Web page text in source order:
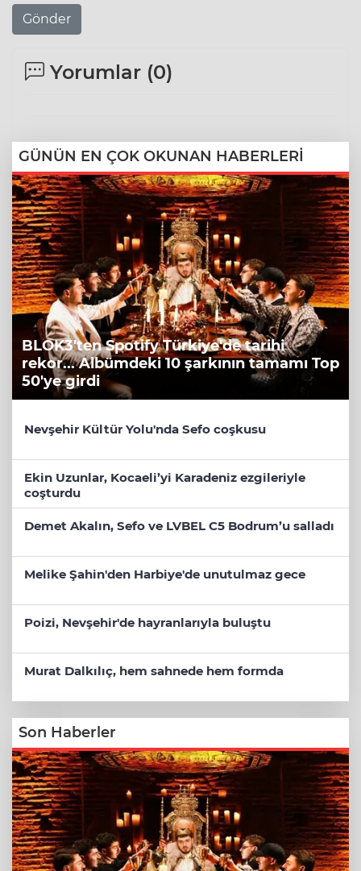
Gönder
Yorumlar (0)
GÜNÜN EN ÇOK OKUNAN HABERLERİ
BLOK3'ten Spotify Türkiye'de tarihi
rekor... Albümdeki 10 şarkının tamamı Top
50'ye girdi
Nevşehir Kültür Yolu'nda Sefo coşkusu
Ekin Uzunlar, Kocaeli’yi Karadeniz ezgileriyle
coşturdu
Demet Akalın, Sefo ve LVBEL C5 Bodrum’u salladı
Melike Şahin'den Harbiye'de unutulmaz gece
Poizi, Nevşehir'de hayranlarıyla buluştu
Murat Dalkılıç, hem sahnede hem formda
Son Haberler